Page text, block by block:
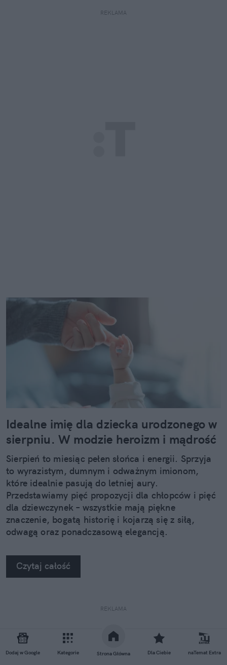
Dodaj w Google Kategorie Strona Główna Dla Ciebie naTemat Extra
REKLAMA
Idealne imię dla dziecka urodzonego w
sierpniu. W modzie heroizm i mądrość
Sierpień to miesiąc pełen słońca i energii. Sprzyja
to wyrazistym, dumnym i odważnym imionom,
które idealnie pasują do letniej aury.
Przedstawiamy pięć propozycji dla chłopców i pięć
dla dziewczynek – wszystkie mają piękne
znaczenie, bogatą historię i kojarzą się z siłą,
odwagą oraz ponadczasową elegancją.
Czytaj całość
REKLAMA